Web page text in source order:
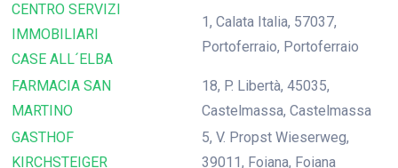
CENTRO SERVIZI
IMMOBILIARI
CASE ALL´ELBA
1, Calata Italia, 57037,
Portoferraio, Portoferraio
FARMACIA SAN
MARTINO
18, P. Libertà, 45035,
Castelmassa, Castelmassa
GASTHOF
KIRCHSTEIGER
5, V. Propst Wieserweg,
39011, Foiana, Foiana